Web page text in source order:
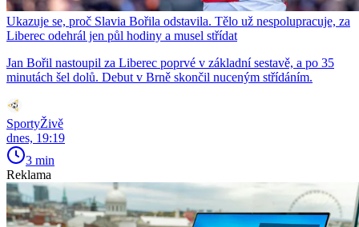
Ukazuje se, proč Slavia Bořila odstavila. Tělo už nespolupracuje, za
Liberec odehrál jen půl hodiny a musel střídat
Jan Bořil nastoupil za Liberec poprvé v základní sestavě, a po 35
minutách šel dolů. Debut v Brně skončil nuceným střídáním.
SportyŽivě
dnes, 19:19
3 min
Reklama